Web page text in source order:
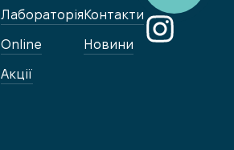
Лабораторія
Online
Акції
Контакти
Новини